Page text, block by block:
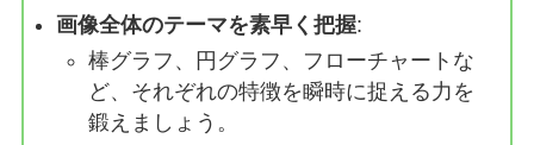
画像全体のテーマを素早く把握:
棒グラフ、円グラフ、フローチャートな
ど、それぞれの特徴を瞬時に捉える力を
鍛えましょう。